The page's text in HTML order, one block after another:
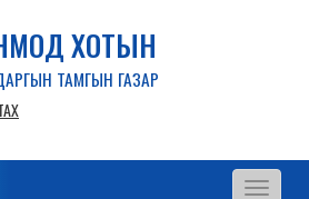
ХОТЫН
ТАМГЫН ГАЗАР
Toggle